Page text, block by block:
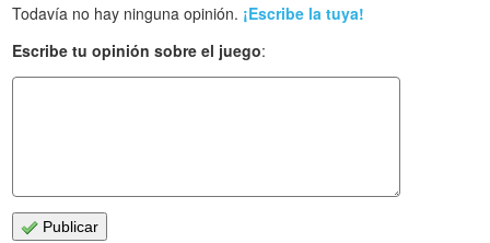
Todavía no hay ninguna opinión. ¡Escribe la tuya!
Escribe tu opinión sobre el juego:
Publicar